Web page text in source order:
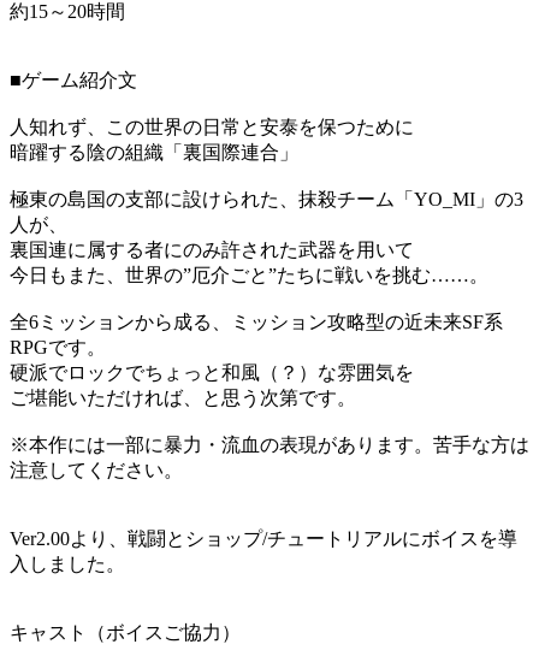
約15～20時間
■ゲーム紹介文
人知れず、この世界の日常と安泰を保つために
暗躍する陰の組織「裏国際連合」
極東の島国の支部に設けられた、抹殺チーム「YO_MI」の3
人が、
裏国連に属する者にのみ許された武器を用いて
今日もまた、世界の”厄介ごと”たちに戦いを挑む……。
全6ミッションから成る、ミッション攻略型の近未来SF系
RPGです。
硬派でロックでちょっと和風（？）な雰囲気を
ご堪能いただければ、と思う次第です。
※本作には一部に暴力・流血の表現があります。苦手な方は
注意してください。
Ver2.00より、戦闘とショップ/チュートリアルにボイスを導
入しました。
キャスト（ボイスご協力）